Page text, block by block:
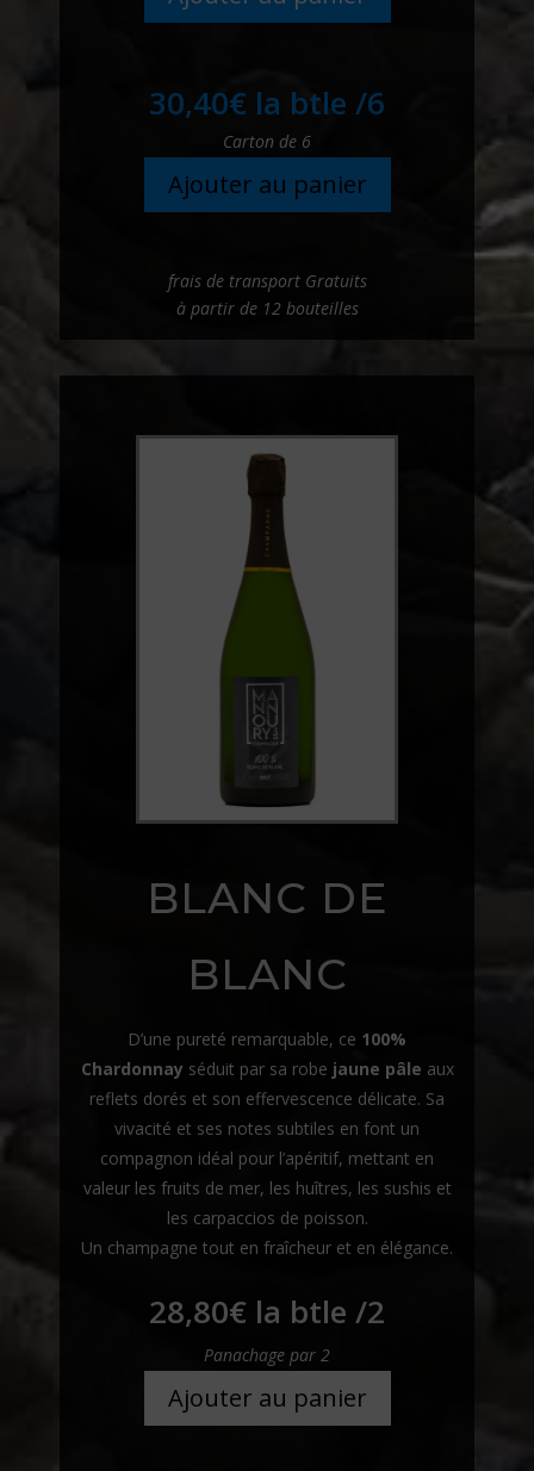
30,40€ la btle /6
Carton de 6
Ajouter au panier
frais de transport Gratuits
à partir de 12 bouteilles
BLANC DE
BLANC
D’une pureté remarquable, ce 100%
Chardonnay séduit par sa robe jaune pâle aux
reflets dorés et son effervescence délicate. Sa
vivacité et ses notes subtiles en font un
compagnon idéal pour l’apéritif, mettant en
valeur les fruits de mer, les huîtres, les sushis et
les carpaccios de poisson.
Un champagne tout en fraîcheur et en élégance.
28,80€ la btle /2
Panachage par 2
Ajouter au panier